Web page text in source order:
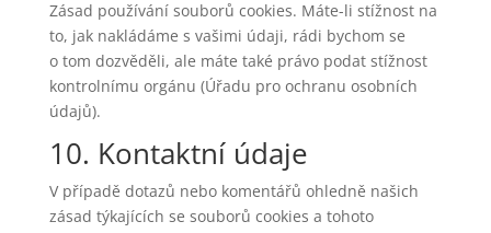
Zásad používání souborů cookies. Máte-li stížnost na
to, jak nakládáme s vašimi údaji, rádi bychom se
o tom dozvěděli, ale máte také právo podat stížnost
kontrolnímu orgánu (Úřadu pro ochranu osobních
údajů).
10. Kontaktní údaje
V případě dotazů nebo komentářů ohledně našich
zásad týkajících se souborů cookies a tohoto